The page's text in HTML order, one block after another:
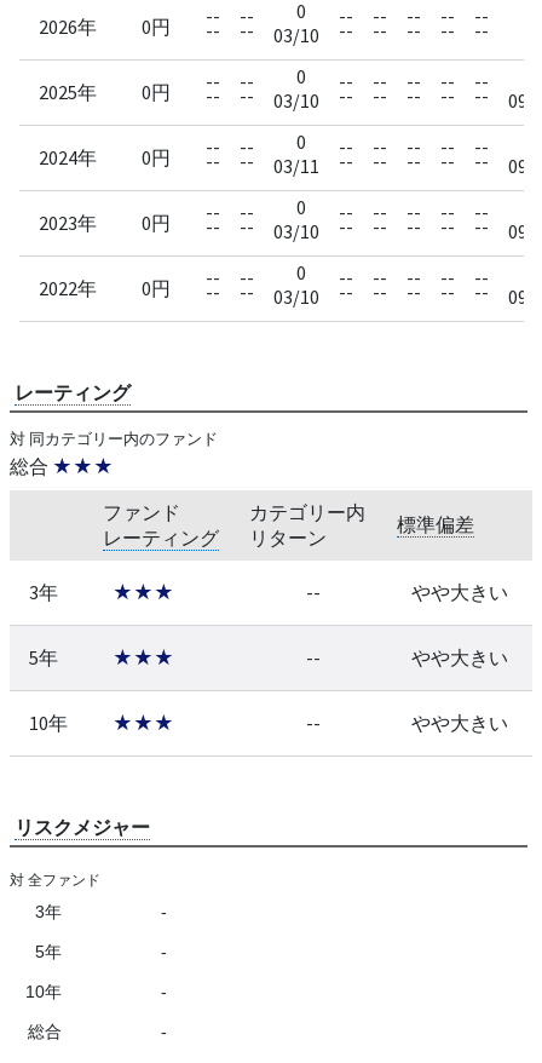
2026年 0円 --
--
--
--
0
03/10
--
--
--
--
--
--
--
--
--
--
2025年 0円 --
--
--
--
0
03/10
--
--
--
--
--
--
--
--
--
--
09/
2024年 0円 --
--
--
--
0
03/11
--
--
--
--
--
--
--
--
--
--
09/
2023年 0円 --
--
--
--
0
03/10
--
--
--
--
--
--
--
--
--
--
09/
2022年 0円 --
--
--
--
0
03/10
--
--
--
--
--
--
--
--
--
--
09/
レーティング
対 同カテゴリー内のファンド
総合 ★★★
ファンド
レーティング
カテゴリー内
リターン
標準偏差
3年 ★★★ -- やや大きい
5年 ★★★ -- やや大きい
10年 ★★★ -- やや大きい
リスクメジャー
対 全ファンド
3年 -
5年 -
10年 -
総合 -